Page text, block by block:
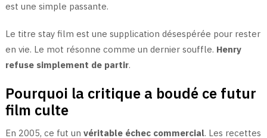
est une simple passante.
Le titre stay film est une supplication désespérée pour rester
en vie. Le mot résonne comme un dernier souffle. Henry
refuse simplement de partir.
Pourquoi la critique a boudé ce futur
film culte
En 2005, ce fut un véritable échec commercial. Les recettes